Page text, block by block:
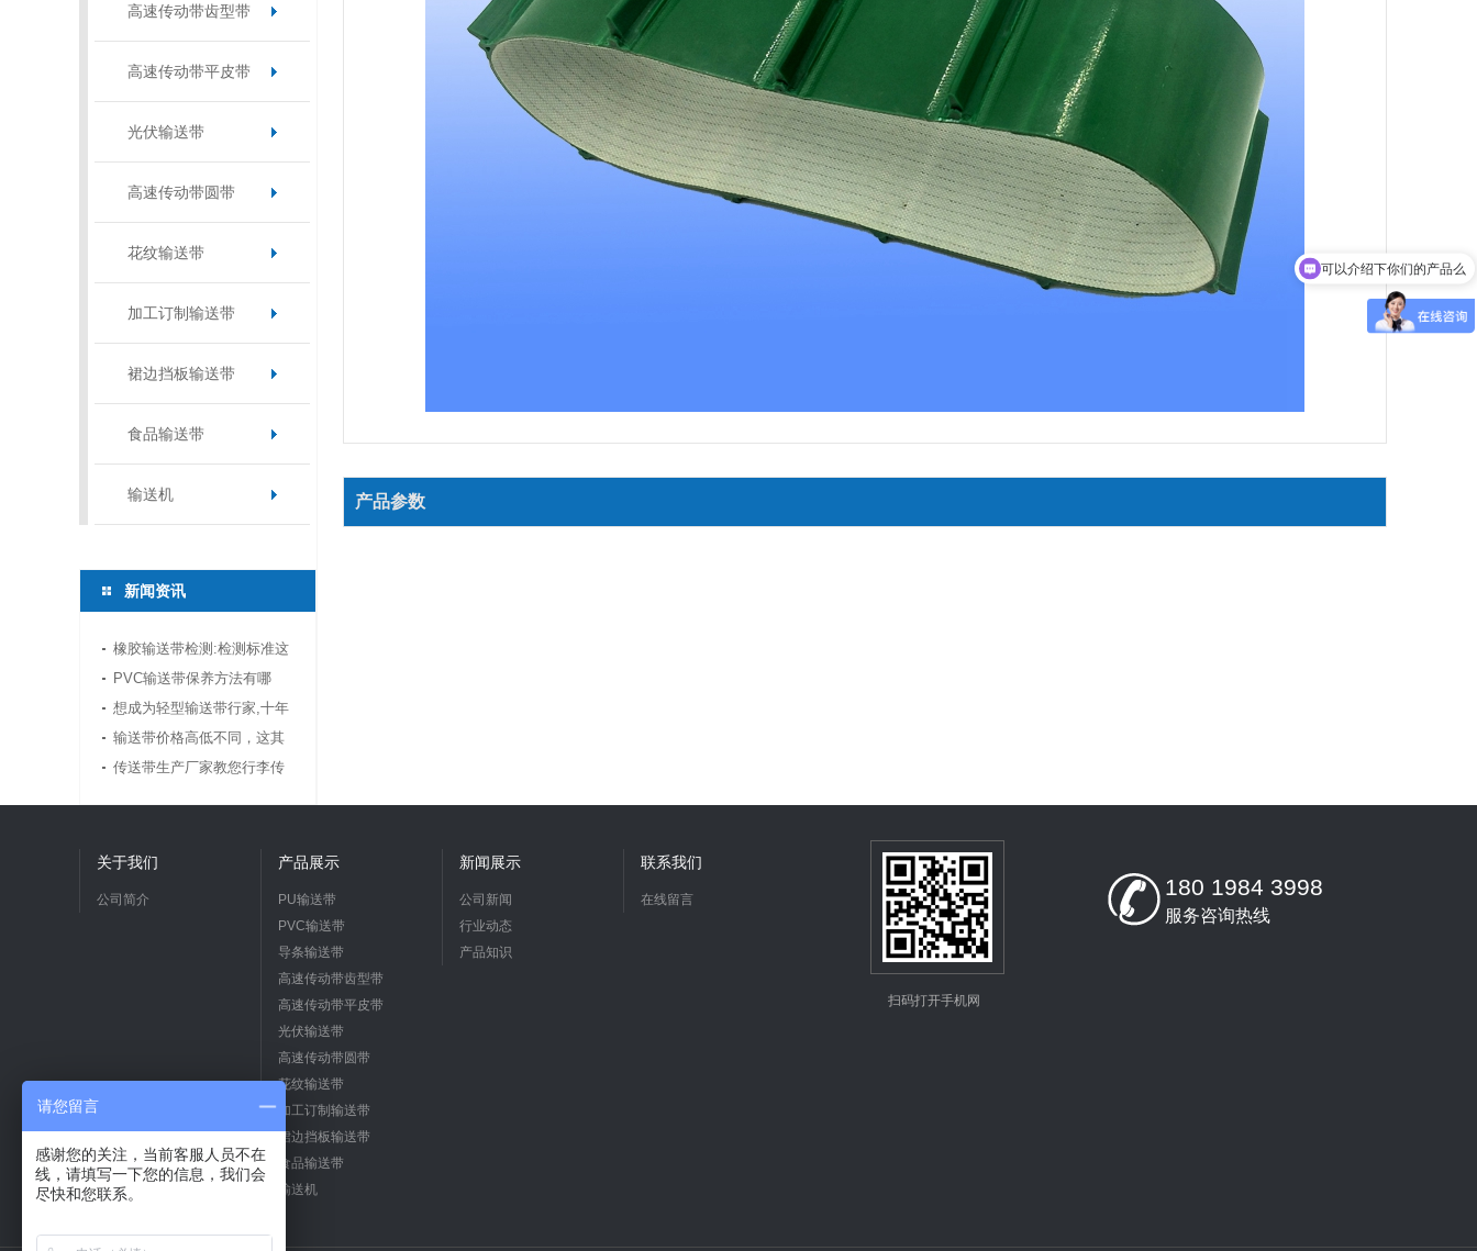
高速传动带齿型带
高速传动带平皮带
光伏输送带
高速传动带圆带
花纹输送带
加工订制输送带
裙边挡板输送带
食品输送带
输送机
新闻资讯
橡胶输送带检测:检测标准这
边看!
PVC输送带保养方法有哪
些？
想成为轻型输送带行家,十年
传送带师傅教你三招
输送带价格高低不同，这其
中缘由你清楚了吗
传送带生产厂家教您行李传
产品参数
关于我们
公司简介
产品展示
PU输送带
PVC输送带
导条输送带
高速传动带齿型带
高速传动带平皮带
光伏输送带
高速传动带圆带
花纹输送带
加工订制输送带
裙边挡板输送带
食品输送带
输送机
新闻展示
公司新闻
行业动态
产品知识
联系我们
在线留言
扫码打开手机网
180 1984 3998
服务咨询热线
你们联系电话多少
请您留言
感谢您的关注，当前客服人员不在
线，请填写一下您的信息，我们会
尽快和您联系。